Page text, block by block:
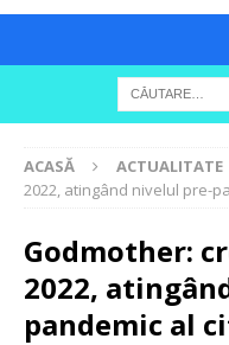
ACASĂ ACTUALITATE
2022, atingând nivelul pre-
Godmother:
2022,
pandemic al